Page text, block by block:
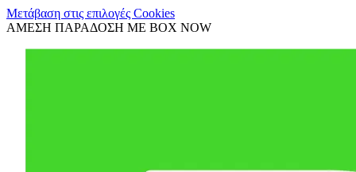
Μετάβαση στις επιλογές Cookies
ΑΜΕΣΗ ΠΑΡΑΔΟΣΗ ΜΕ BOX NOW